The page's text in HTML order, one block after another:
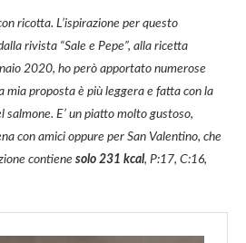
ricotta. L’ispirazione per questo
rivista “Sale e Pepe”, alla ricetta
2020, ho però apportato numerose
mia proposta è più leggera e fatta con la
E’ un piatto molto gustoso,
con amici oppure per San Valentino, che
contiene solo 231 kcal, P:17, C:16,